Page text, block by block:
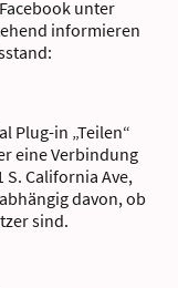
unter
informieren
Plug-in „Teilen“
eine Verbindung
S. California Ave,
davon, ob
sind.